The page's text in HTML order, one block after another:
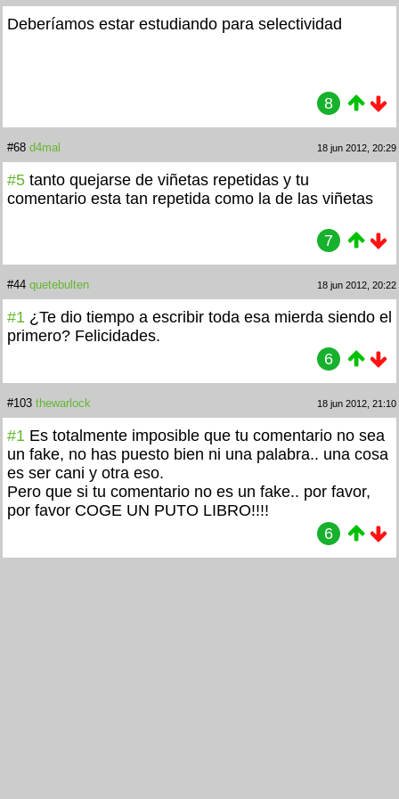
Deberíamos estar estudiando para selectividad
8
#68 d4mal 18 jun 2012, 20:29
#5 tanto quejarse de viñetas repetidas y tu
comentario esta tan repetida como la de las viñetas
7
#44 quetebulten 18 jun 2012, 20:22
#1 ¿Te dio tiempo a escribir toda esa mierda siendo el
primero? Felicidades.
6
#103 thewarlock 18 jun 2012, 21:10
#1 Es totalmente imposible que tu comentario no sea
un fake, no has puesto bien ni una palabra.. una cosa
es ser cani y otra eso.
Pero que si tu comentario no es un fake.. por favor,
por favor COGE UN PUTO LIBRO!!!!
6